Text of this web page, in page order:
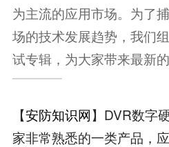
为主流的应用市场。为了
场的技术发展趋势，我们
试专辑，为大家带来最新的
【安防知识网】DVR数字
家非常熟悉的一类产品，